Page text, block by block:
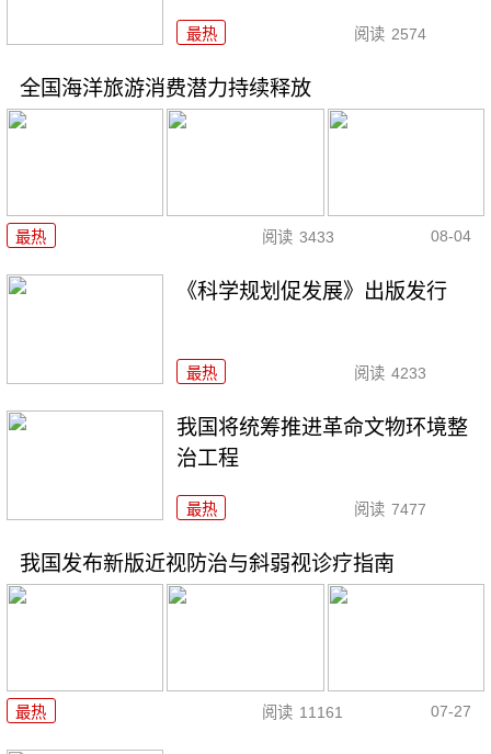
最热 阅读 2574
全国海洋旅游消费潜力持续释放
最热 阅读 3433 08-04
《科学规划促发展》出版发行
最热 阅读 4233
我国将统筹推进革命文物环境整
治工程
最热 阅读 7477
我国发布新版近视防治与斜弱视诊疗指南
最热 阅读 11161 07-27